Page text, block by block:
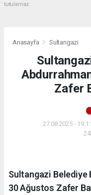
tutulamaz.
Anasayfa Sultangazi
Zafer
27.08.2025 -
Sultangazi Belediye
30 Ağustos Zafer